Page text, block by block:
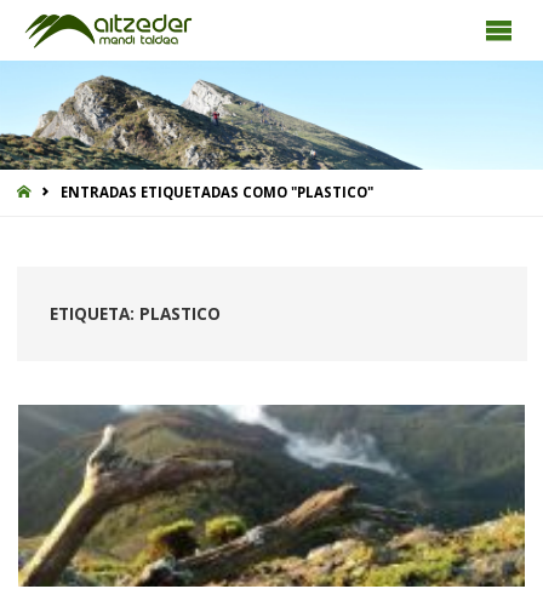
INICIOENTRADAS ETIQUETADAS COMO "PLASTICO"
ETIQUETA: PLASTICO